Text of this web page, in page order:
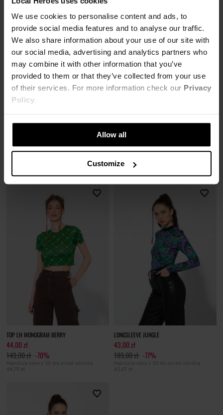
We use cookies to personalise content and ads, to
provide social media features and to analyse our traffic.
We also share information about your use of our site with
our social media, advertising and analytics partners who
may combine it with other information that you’ve
provided to them or that they’ve collected from your use
of their services. For more information check our Privacy
Policy.
Allow all
Customize
61,00 zł
269,00 zł -77%
Najniższa cena z 30 dni przed obniżką
SOLD OUT
SOLD OUT
T-SHIRT LH ANT
52,15 zł
149,00 zł -65%
Najniższa cena z 30 dni przed obniżką
TOP LH MONOGRAM BERRY
44,00 zł
149,00 zł -70%
Najniższa cena z 30 dni przed obniżką
44,70 zł
LONGSLEEVE JUNGLE
43,00 zł
189,00 zł -77%
Najniższa cena z 30 dni przed obniżką
43,47 zł